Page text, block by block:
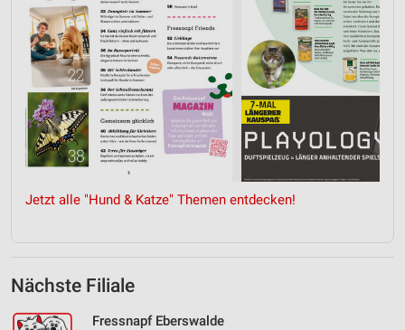
Jetzt alle "Hund & Katze" Themen entdecken!
Nächste Filiale
Fressnapf Eberswalde